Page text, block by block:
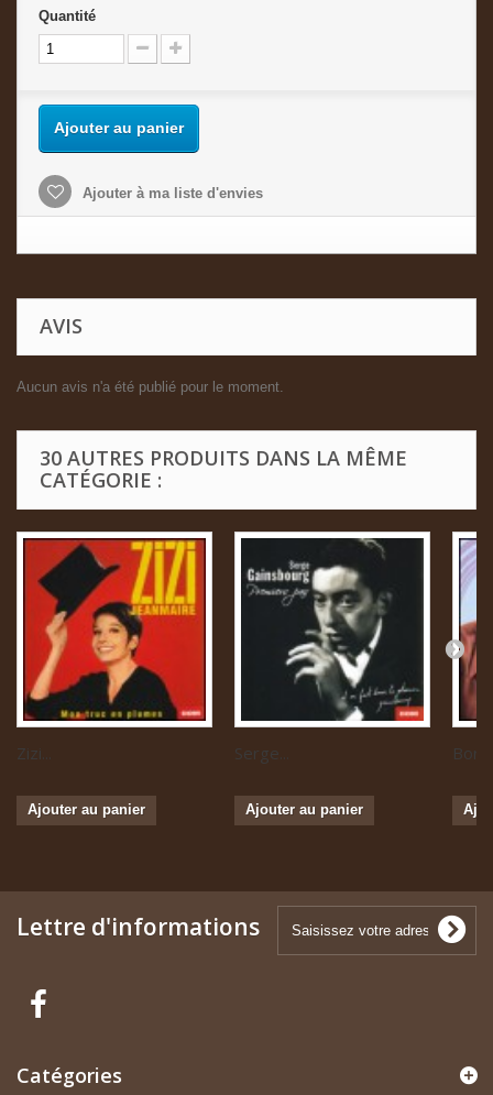
Quantité
Ajouter au panier
Ajouter à ma liste d'envies
AVIS
Aucun avis n'a été publié pour le moment.
30 AUTRES PRODUITS DANS LA MÊME
CATÉGORIE :
Zizi...
Ajouter au panier
Serge...
Ajouter au panier
Lettre d'informations
Catégories